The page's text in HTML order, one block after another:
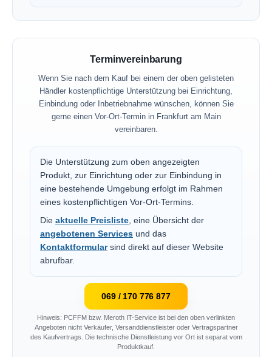
Terminvereinbarung
Wenn Sie nach dem Kauf bei einem der oben gelisteten
Händler kostenpflichtige Unterstützung bei Einrichtung,
Einbindung oder Inbetriebnahme wünschen, können Sie
gerne einen Vor-Ort-Termin in Frankfurt am Main
vereinbaren.
Die Unterstützung zum oben angezeigten
Produkt, zur Einrichtung oder zur Einbindung in
eine bestehende Umgebung erfolgt im Rahmen
eines kostenpflichtigen Vor-Ort-Termins.
Die aktuelle Preisliste, eine Übersicht der
angebotenen Services und das
Kontaktformularsind direkt auf dieser Website
abrufbar.
069 / 170 776 877
Hinweis: PCFFM bzw. Meroth IT-Service ist bei den oben verlinkten
Angeboten nicht Verkäufer, Versanddienstleister oder Vertragspartner
des Kaufvertrags. Die technische Dienstleistung vor Ort ist separat vom
Produktkauf.